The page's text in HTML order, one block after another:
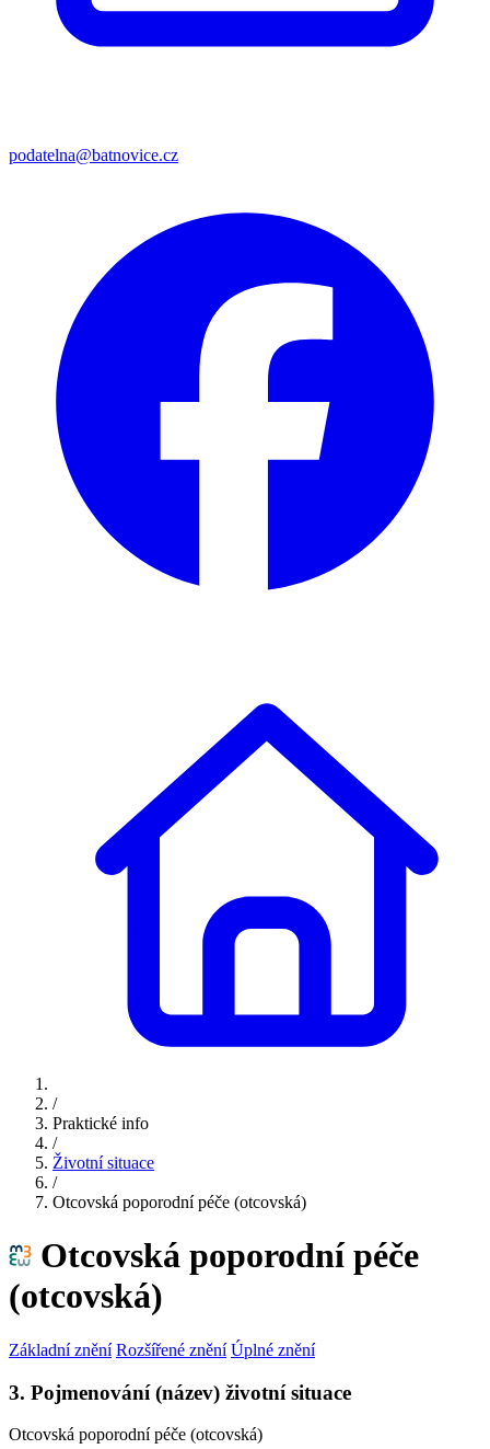
podatelna@batnovice.cz
/
Praktické info
/
Životní situace
/
Otcovská poporodní péče (otcovská)
Otcovská poporodní péče
(otcovská)
Základní znění Rozšířené znění Úplné znění
3. Pojmenování (název) životní situace
Otcovská poporodní péče (otcovská)